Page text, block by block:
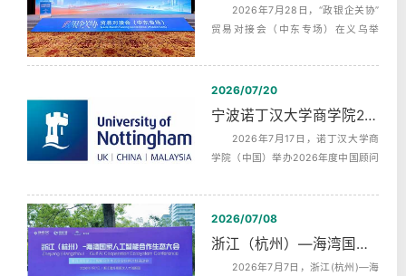
2026年7月28日，“政银企关协”
贸易对接会（中东专场）在义乌举
动提供...
2026/07/20
宁波诺丁汉大学商学院2026年度中国顾问委员会第二次会议同声传译
2026年7月17日，诺丁汉大学商
学院（中国）举办2026年度中国顾问
为上午...
2026/07/08
浙江（杭州）—海湾国家人工智能合作生态发布会AI机器英语同传
2026年7月7日，浙江(杭州)—海